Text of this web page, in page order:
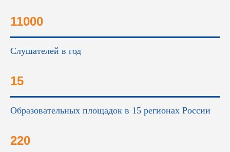
11000
Слушателей в год
15
Образовательных площадок в 15 регионах России
220